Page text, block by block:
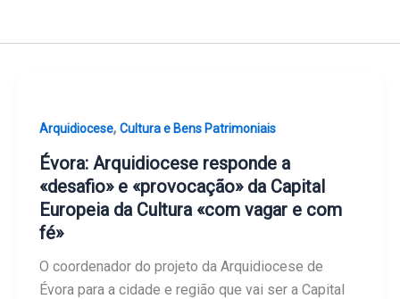
Arquidiocese, Cultura e Bens Patrimoniais
Évora: Arquidiocese responde a
«desafio» e «provocação» da Capital
Europeia da Cultura «com vagar e com
fé»
O coordenador do projeto da Arquidiocese de
Évora para a cidade e região que vai ser a Capital